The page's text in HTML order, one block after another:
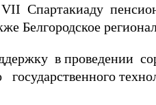
VII Спартакиаду
Белгородское
в проведении
государственного